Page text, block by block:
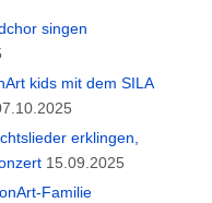
singen
kids mit dem SILA
erklingen,
15.09.2025
Familie